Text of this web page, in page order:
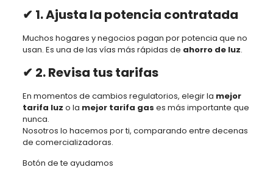
✔ 1. Ajusta la potencia contratada
Muchos hogares y negocios pagan por potencia que no
usan. Es una de las vías más rápidas de ahorro de luz.
✔ 2. Revisa tus tarifas
En momentos de cambios regulatorios, elegir la mejor
tarifa luz o la mejor tarifa gas es más importante que
nunca.
Nosotros lo hacemos por ti, comparando entre decenas
de comercializadoras.
Botón de te ayudamos